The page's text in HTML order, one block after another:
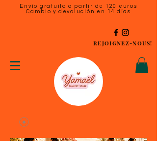
Envío gratuito a partir de 120 euros
Cambio y devolución en 14 días
REJOIGNEZ-NOUS!